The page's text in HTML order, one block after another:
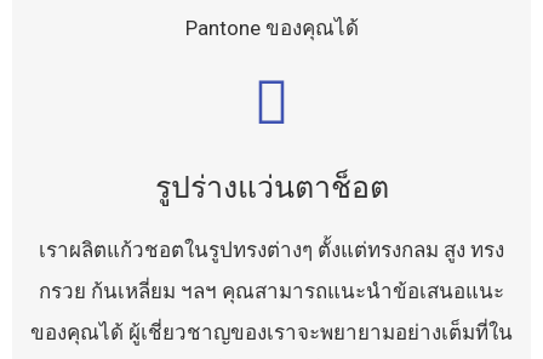
Pantone ของคุณได้
รูปร่างแว่นตาช็อต
เราผลิตแก้วชอตในรูปทรงต่างๆ ตั้งแต่ทรงกลม สูง ทรง
กรวย ก้นเหลี่ยม ฯลฯ คุณสามารถแนะนำข้อเสนอแนะ
ของคุณได้ ผู้เชี่ยวชาญของเราจะพยายามอย่างเต็มที่ใน